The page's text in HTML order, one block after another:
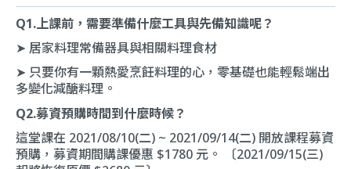
Q1.上課前，需要準備什麼工具與先備知識呢？
➤ 居家料理常備器具與相關料理食材
➤ 只要你有一顆熱愛烹飪料理的心，零基礎也能輕鬆端出
多變化減醣料理。
Q2.募資預購時間到什麼時候？
這堂課在 2021/08/10(二) ~ 2021/09/14(二) 開放課程募資
預購，募資期間購課優惠 $1780 元。 〔2021/09/15(三)